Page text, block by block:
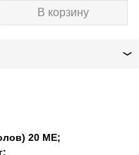
В корзину
20 МЕ;